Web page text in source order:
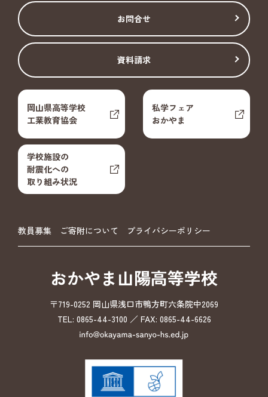
お問合せ
資料請求
岡山県高等学校
工業教育協会
私学フェア
おかやま
学校施設の
耐震化への
取り組み状況
教員募集 ご寄附について プライバシーポリシー
おかやま山陽高等学校
〒719-0252 岡山県浅口市鴨方町六条院中2069
TEL: 0865-44-3100 ／ FAX: 0865-44-6626